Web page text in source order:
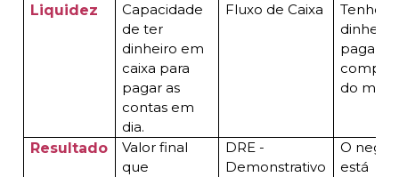
Liquidez
Capacidade
de ter
dinheiro em
caixa para
pagar as
contas em
dia.
Fluxo de Caixa
Tenho
dinheiro
pagar os
do mês?
Resultado
Valor final
que
DRE -
Demonstrativo
O
está